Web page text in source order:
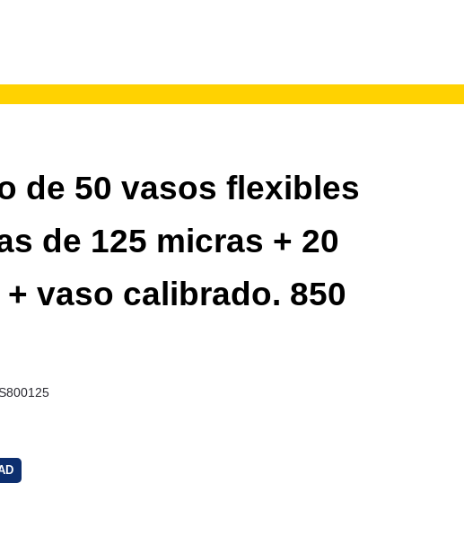
de 50 vasos flexibles
de 125 micras + 20
vaso calibrado. 850